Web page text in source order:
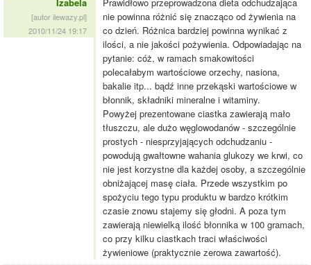
[autor ilewazy.pl]
2010/11/24 19:17
nie powinna różnić się znacząco od żywienia na
co dzień. Różnica bardziej powinna wynikać z
ilości, a nie jakości pożywienia. Odpowiadając na
pytanie: cóż, w ramach smakowitości
polecałabym wartościowe orzechy, nasiona,
bakalie itp... bądź inne przekąski wartościowe w
błonnik, składniki mineralne i witaminy.
Powyżej prezentowane ciastka zawierają mało
tłuszczu, ale dużo węglowodanów - szczególnie
prostych - niesprzyjających odchudzaniu -
powodują gwałtowne wahania glukozy we krwi, co
nie jest korzystne dla każdej osoby, a szczególnie
obniżającej masę ciała. Przede wszystkim po
spożyciu tego typu produktu w bardzo krótkim
czasie znowu stajemy się głodni. A poza tym
zawierają niewielką ilość błonnika w 100 gramach,
co przy kilku ciastkach traci właściwości
żywieniowe (praktycznie zerowa zawartość).